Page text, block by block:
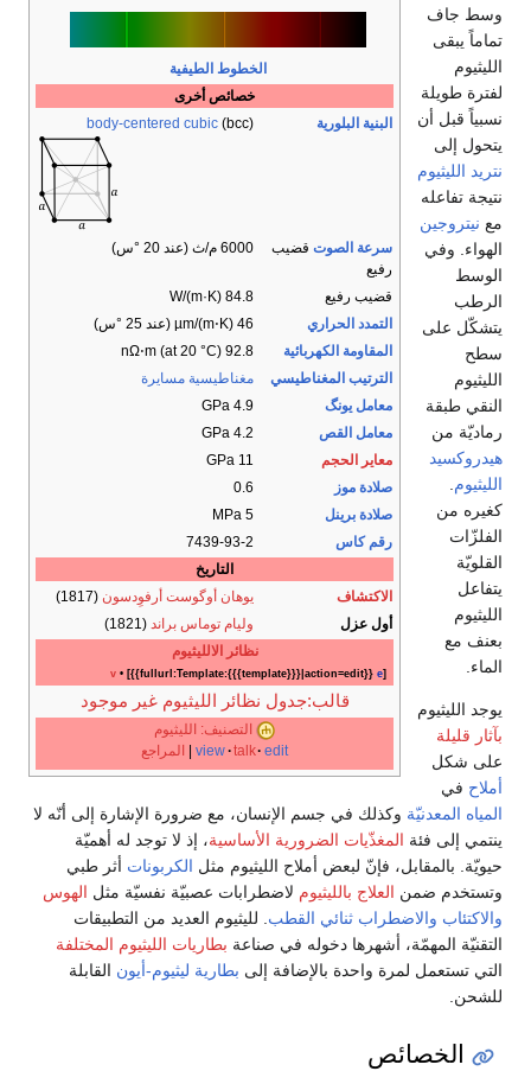
الخطوط الطيفية
خصائص أخرى
البنية البلورية
body-centered cubic (bcc)
سرعة الصوت قضيب
رفيع
6000 م/ث (عند 20 °س)
قضيب رفيع
84.8 W/(m·K)
التمدد الحراري
46 µm/(m⋅K) (عند 25 °س)
المقاومة الكهربائية
92.8 nΩ⋅m (at 20 °C)
الترتيب المغناطيسي
مغناطيسية مسايرة
معامل يونگ
4.9 GPa
معامل القص
4.2 GPa
معاير الحجم
11 GPa
صلادة موز
0.6
صلادة برينل
5 MPa
رقم كاس
7439-93-2
التاريخ
الاكتشاف
يوهان أوگوست أرفوِدسون (1817)
أول عزل
وليام توماس براند (1821)
نظائر الالليثيوم
v• [{{fullurl:Template:{{{template}}}|action=edit}} e]
قالب:جدول نظائر الليثيوم غير موجود
التصنيف: الليثيوم
view talk edit
| المراجع
وسط جاف
تماماً يبقى
الليثيوم
لفترة طويلة
نسبياً قبل أن
يتحول إلى
نتريد الليثيوم
نتيجة تفاعله
مع نيتروجين
الهواء. وفي
الوسط
الرطب
يتشكّل على
سطح
الليثيوم
النقي طبقة
رماديّة من
هيدروكسيد
الليثيوم
كغيره من
الفلزّات
القلويّة
يتفاعل
الليثيوم
بعنف مع
الماء.
يوجد الليثيوم
بآثار قليلة
على شكل
أملاح في
المياه المعدنيّة وكذلك في جسم الإنسان، مع ضرورة الإشارة إلى أنّه لا
ينتمي إلى فئة المغذّيات الضرورية الأساسية، إذ لا توجد له أهميّة
حيويّة. بالمقابل، فإنّ لبعض أملاح الليثيوم مثل الكربونات أثر طبي
وتستخدم ضمن العلاج بالليثيوم لاضطرابات عصبيّة نفسيّة مثل الهوس
والاكتئاب والاضطراب ثنائي القطب . لليثيوم العديد من التطبيقات
التقنيّة المهمّة، أشهرها دخوله في صناعة بطاريات الليثيوم المختلفة
التي تستعمل لمرة واحدة بالإضافة إلى بطارية ليثيوم-أيون القابلة
للشحن.
الخصائص